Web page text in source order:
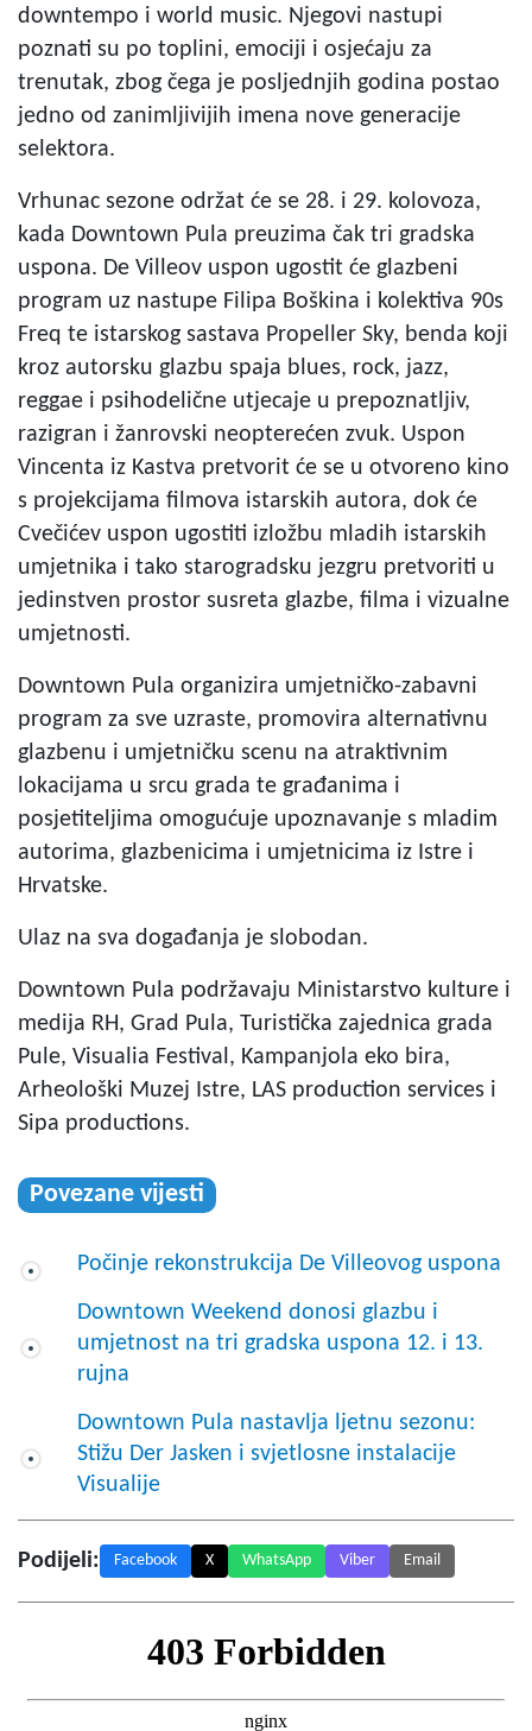
downtempo i world music. Njegovi nastupi
poznati su po toplini, emociji i osjećaju za
trenutak, zbog čega je posljednjih godina postao
jedno od zanimljivijih imena nove generacije
selektora.
Vrhunac sezone održat će se 28. i 29. kolovoza,
kada Downtown Pula preuzima čak tri gradska
uspona. De Villeov uspon ugostit će glazbeni
program uz nastupe Filipa Boškina i kolektiva 90s
Freq te istarskog sastava Propeller Sky, benda koji
kroz autorsku glazbu spaja blues, rock, jazz,
reggae i psihodelične utjecaje u prepoznatljiv,
razigran i žanrovski neopterećen zvuk. Uspon
Vincenta iz Kastva pretvorit će se u otvoreno kino
s projekcijama filmova istarskih autora, dok će
Cvečićev uspon ugostiti izložbu mladih istarskih
umjetnika i tako starogradsku jezgru pretvoriti u
jedinstven prostor susreta glazbe, filma i vizualne
umjetnosti.
Downtown Pula organizira umjetničko-zabavni
program za sve uzraste, promovira alternativnu
glazbenu i umjetničku scenu na atraktivnim
lokacijama u srcu grada te građanima i
posjetiteljima omogućuje upoznavanje s mladim
autorima, glazbenicima i umjetnicima iz Istre i
Hrvatske.
Ulaz na sva događanja je slobodan.
Downtown Pula podržavaju Ministarstvo kulture i
medija RH, Grad Pula, Turistička zajednica grada
Pule, Visualia Festival, Kampanjola eko bira,
Arheološki Muzej Istre, LAS production services i
Sipa productions.
Povezane vijesti
Počinje rekonstrukcija De Villeovog uspona
Downtown Weekend donosi glazbu i
umjetnost na tri gradska uspona 12. i 13.
rujna
Downtown Pula nastavlja ljetnu sezonu:
Stižu Der Jasken i svjetlosne instalacije
Visualije
Podijeli: Facebook X WhatsApp Viber Email